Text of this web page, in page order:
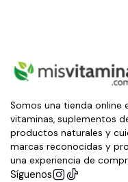
Somos una tienda online
vitaminas, suplementos
productos naturales y
marcas reconocidas y
una experiencia de
Síguenos